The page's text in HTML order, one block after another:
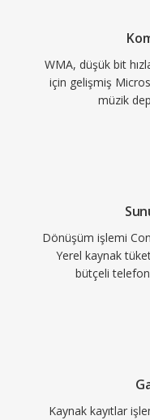
WMA, düşük bit
için gelişmiş
müzik
Dönüşüm işlemi
Yerel kaynak
bütçeli
Kaynak kayıtlar